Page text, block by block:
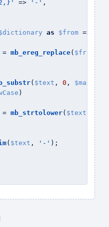
=> '-' ,
as $from => $to
= mb_ereg_replace( $from,
( $text , 0 ,
)
= mb_strtolower( $text , Yii
( $text , '-' );